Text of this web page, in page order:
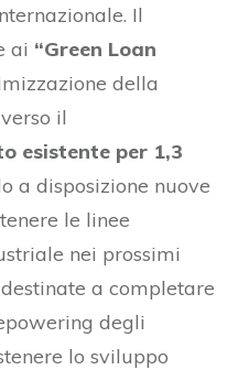
Il
ai “Green Loan
della
il
esistente per 1,3
a disposizione nuove
le linee
nei prossimi
a completare
degli
lo sviluppo